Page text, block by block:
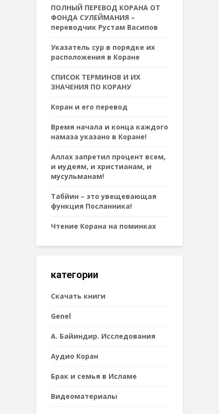
ПОЛНЫЙ ПЕРЕВОД КОРАНА ОТ
ФОНДА СУЛЕЙМАНИЯ –
переводчик Рустам Васипов
Указатель сур в порядке их
расположения в Коране
СПИСОК ТЕРМИНОВ И ИХ
ЗНАЧЕНИЯ ПО КОРАНУ
Коран и его перевод
Время начала и конца каждого
намаза указано в Коране!
Аллах запретил процент всем,
и иудеям, и христианам, и
мусульманам!
Табйин – это увещевающая
функция Посланника!
Чтение Корана на поминках
категории
Cкачать книги
Genel
А. Байиндир. Исследования
Аудио Коран
Брак и семья в Исламе
Видеоматериалы